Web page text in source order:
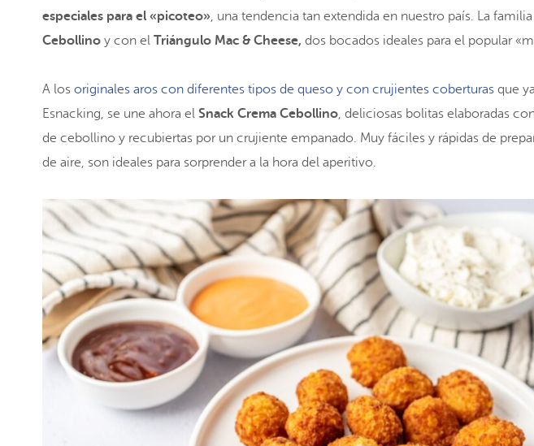
especiales para el «picoteo», una tendencia tan extendida en nuestro país. La
Cebollino y con el Triángulo Mac & Cheese, dos bocados ideales para el popular
A los originales aros con diferentes tipos de queso y con crujientes coberturas que
Esnacking, se une ahora el Snack Crema Cebollino, deliciosas bolitas elaboradas
de cebollino y recubiertas por un crujiente empanado. Muy fáciles y rápidas de
de aire, son ideales para sorprender a la hora del aperitivo.